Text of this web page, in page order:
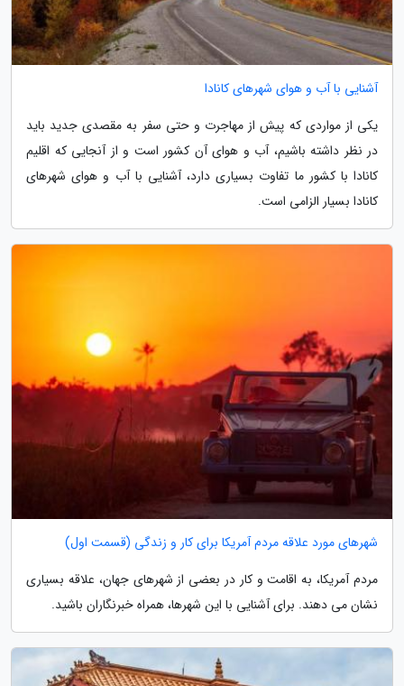
آشنایی با آب و هوای شهرهای کانادا
یکی از مواردی که پیش از مهاجرت و حتی سفر به مقصدی جدید باید
در نظر داشته باشیم، آب و هوای آن کشور است و از آنجایی که اقلیم
کانادا با کشور ما تفاوت بسیاری دارد، آشنایی با آب و هوای شهرهای
کانادا بسیار الزامی است.
شهرهای مورد علاقه مردم آمریکا برای کار و زندگی (قسمت اول)
مردم آمریکا، به اقامت و کار در بعضی از شهرهای جهان، علاقه بسیاری
نشان می دهند. برای آشنایی با این شهرها، همراه خبرنگاران باشید.